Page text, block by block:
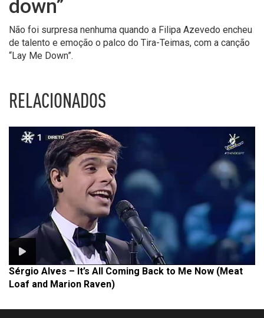
down”
Não foi surpresa nenhuma quando a Filipa Azevedo encheu
de talento e emoção o palco do Tira-Teimas, com a canção
“Lay Me Down”.
RELACIONADOS
Sérgio Alves – It’s All Coming Back to Me Now (Meat
Loaf and Marion Raven)